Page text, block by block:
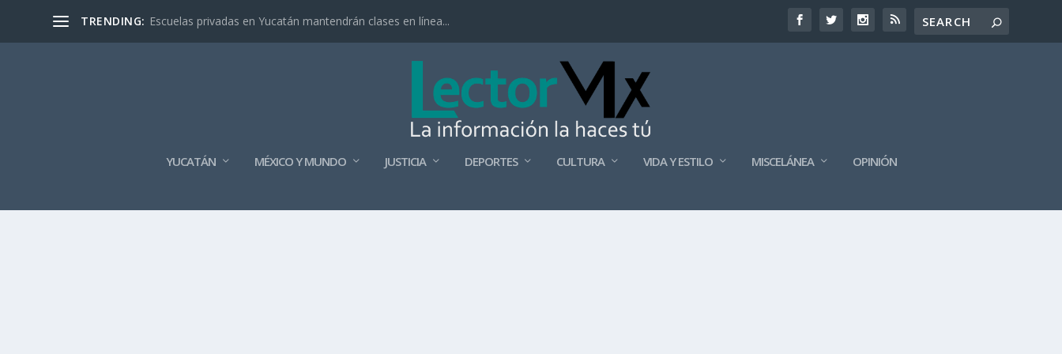
TRENDING: Escuelas privadas en Yucatán mantendrán clases en línea...
YUCATÁN MÉXICO Y MUNDO JUSTICIA DEPORTES CULTURA VIDA Y ESTILO MISCELÁNEA OPINIÓN